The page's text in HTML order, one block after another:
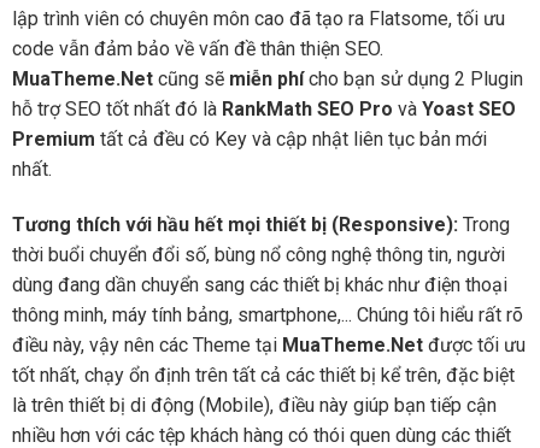
lập trình viên có chuyên môn cao đã tạo ra Flatsome, tối ưu
code vẫn đảm bảo về vấn đề thân thiện SEO.
MuaTheme.Net cũng sẽ miễn phícho bạn sử dụng 2 Plugin
hỗ trợ SEO tốt nhất đó là RankMath SEO Pro và Yoast SEO
Premium tất cả đều có Key và cập nhật liên tục bản mới
nhất.
Tương thích với hầu hết mọi thiết bị (Responsive): Trong
thời buổi chuyển đổi số, bùng nổ công nghệ thông tin, người
dùng đang dần chuyển sang các thiết bị khác như điện thoại
thông minh, máy tính bảng, smartphone,... Chúng tôi hiểu rất rõ
điều này, vậy nên các Theme tại MuaTheme.Net được tối ưu
tốt nhất, chạy ổn định trên tất cả các thiết bị kể trên, đặc biệt
là trên thiết bị di động (Mobile), điều này giúp bạn tiếp cận
nhiều hơn với các tệp khách hàng có thói quen dùng các thiết